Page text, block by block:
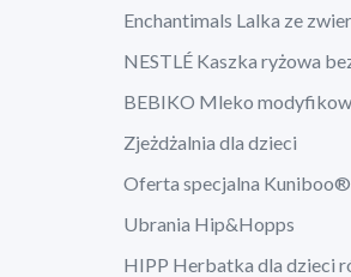
Enchantimals Lalka ze
NESTLÉ Kaszka ryżowa
BEBIKO Mleko
Zjeżdżalnia dla dzieci
Oferta specjalna
Ubrania Hip&Hopps
HIPP Herbatka dla dzieci